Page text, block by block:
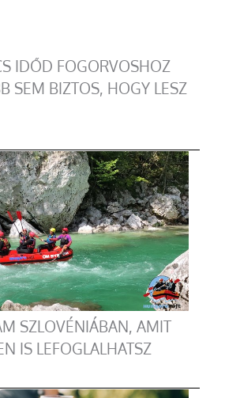
IDŐD FOGORVOSHOZ
SEM BIZTOS, HOGY LESZ
SZLOVÉNIÁBAN, AMIT
IS LEFOGLALHATSZ